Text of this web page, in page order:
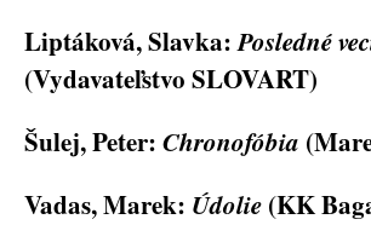
Liptáková, Slavka:Posledné
(Vydavateľstvo SLOVART)
Šulej, Peter: Chronofóbia
Vadas, Marek: Údolie (KK